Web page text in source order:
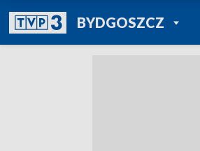
BYDGOSZCZPOWRÓT DO
TVP REGIONY